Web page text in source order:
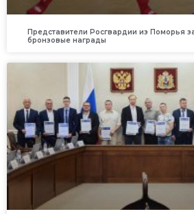
Представители Росгвардии из Поморья
бронзовые награды